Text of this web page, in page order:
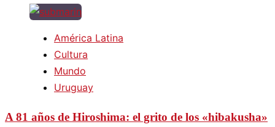
América Latina
Cultura
Mundo
Uruguay
A 81 años de Hiroshima: el grito de los «hibakusha»